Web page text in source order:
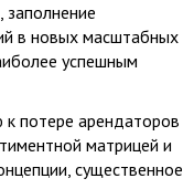
заполнение
в новых масштабных
успешным
потере арендаторов
матрицей и
существенное